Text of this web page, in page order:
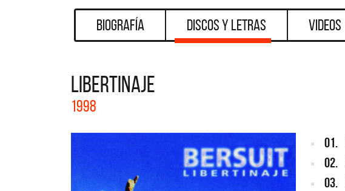
Biografía Discos y Letras Videos
LIBERTINAJE
1998
01.
02.
03.
DESTACADOS